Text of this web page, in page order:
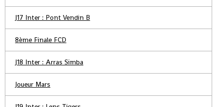
J17 Inter : Pont Vendin B
8ème Finale FCD
J18 Inter : Arras Simba
Joueur Mars